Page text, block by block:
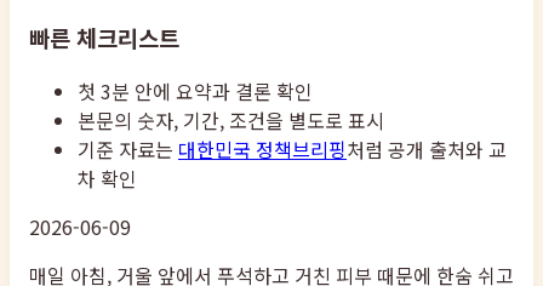
빠른 체크리스트
첫 3분 안에 요약과 결론 확인
본문의 숫자, 기간, 조건을 별도로 표시
기준 자료는 대한민국 정책브리핑처럼 공개 출처와 교
차 확인
2026-06-09
매일 아침, 거울 앞에서 푸석하고 거친 피부 때문에 한숨 쉬고